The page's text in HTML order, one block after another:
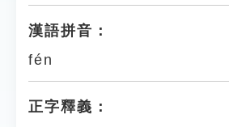
漢語拼音：
fén
正字釋義：